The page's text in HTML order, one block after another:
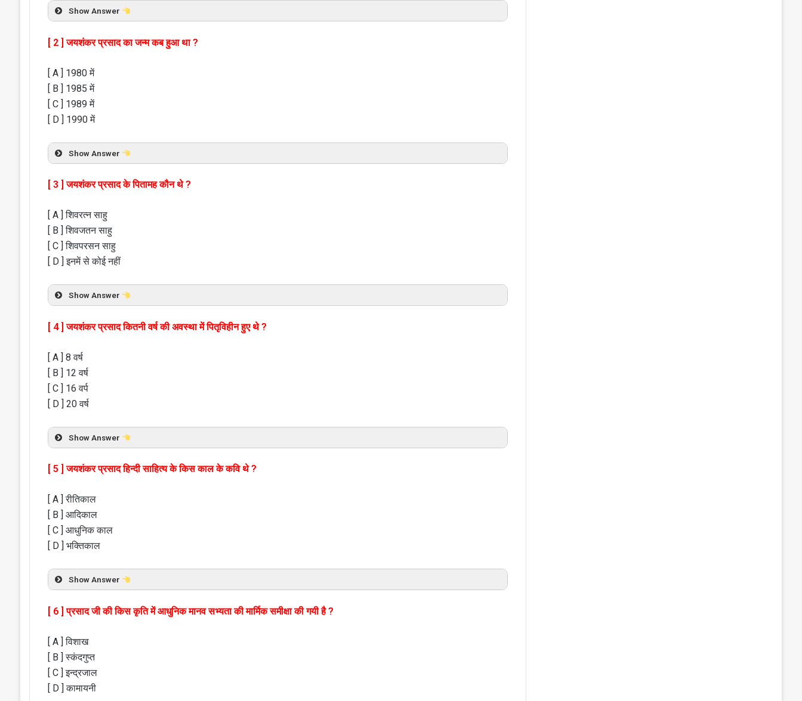
Show Answer
[ 2 ] जयशंकर प्रसाद का जन्म कब हुआ था ?
[ A ] 1980 में
[ B ] 1985 में
[ C ] 1989 में
[ D ] 1990 में
Show Answer
[ 3 ] जयशंकर प्रसाद के पितामह कौन थे ?
[ A ] शिवरत्न साहु
[ B ] शिवजतन साहु
[ C ] शिवपरसन साहु
[ D ] इनमें से कोई नहीं
Show Answer
[ 4 ] जयशंकर प्रसाद कितनी वर्ष की अवस्था में पितृविहीन हुए थे ?
[ A ] 8 वर्ष
[ B ] 12 वर्ष
[ C ] 16 वर्प
[ D ] 20 वर्ष
Show Answer
[ 5 ] जयशंकर प्रसाद हिन्दी साहित्य के किस काल के कवि थे ?
[ A ] रीतिकाल
[ B ] आदिकाल
[ C ] आधुनिक काल
[ D ] भक्तिकाल
Show Answer
[ 6 ] प्रसाद जी की किस कृति में आधुनिक मानव सभ्यता की मार्मिक समीक्षा की गयी है ?
[ A ] विशाख
[ B ] स्कंदगुप्त
[ C ] इन्द्रजाल
[ D ] कामायनी